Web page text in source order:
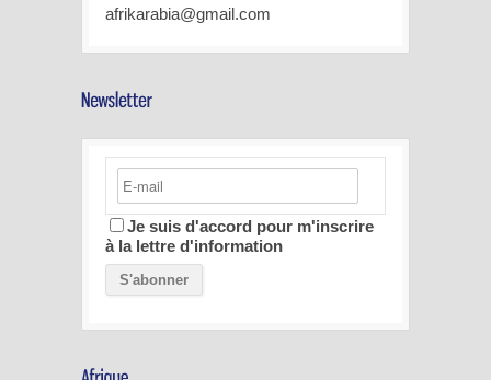
afrikarabia@gmail.com
Je suis d'accord pour m'inscrire
à la lettre d'information